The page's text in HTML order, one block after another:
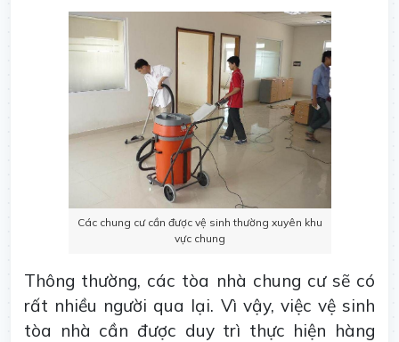
Các chung cư cần được vệ sinh thường xuyên khu
vực chung
Thông thường, các tòa nhà chung cư sẽ có
rất nhiều người qua lại. Vì vậy, việc vệ sinh
tòa nhà cần được duy trì thực hiện hàng